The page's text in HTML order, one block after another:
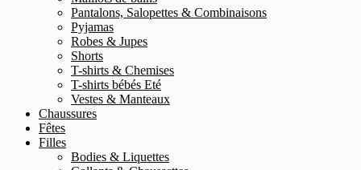
Pantalons, Salopettes & Combinaisons
Pyjamas
Robes & Jupes
Shorts
T-shirts & Chemises
T-shirts bébés Eté
Vestes & Manteaux
Chaussures
Fêtes
Filles
Bodies & Liquettes